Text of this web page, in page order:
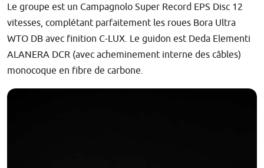
Le groupe est un Campagnolo Super Record EPS Disc 12
vitesses, complétant parfaitement les roues Bora Ultra
WTO DB avec finition C-LUX. Le guidon est Deda Elementi
ALANERA DCR (avec acheminement interne des câbles)
monocoque en fibre de carbone.